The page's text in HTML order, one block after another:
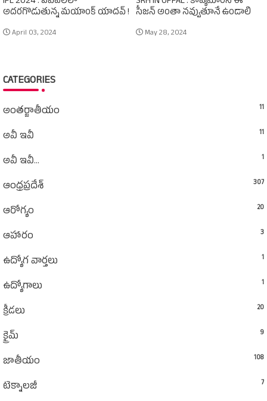
అదరగొడుతున్న మయాంక్‌ యాదవ్‌ !
April 03, 2024
సీజన్‌ అంతా నవ్వుతూనే ఉండాలి
May 28, 2024
CATEGORIES
అంతర్జాతీయం 11
అవీ ఇవీ 11
అవీ ఇవీ... 1
ఆంధ్రప్రదేశ్‌ 307
ఆరోగ్యం 20
ఆహారం 3
ఉద్యోగ వార్తలు 1
ఉద్యోగాలు 1
క్రీడలు 20
క్రైమ్ 9
జాతీయం 108
టెక్నాలజీ 7